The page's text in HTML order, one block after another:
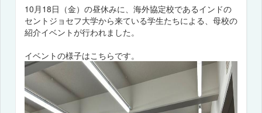
10月18日（金）の昼休みに、海外協定校であるインドの
セントジョセフ大学から来ている学生たちによる、母校の
紹介イベントが行われました。
イベントの様子はこちらです。